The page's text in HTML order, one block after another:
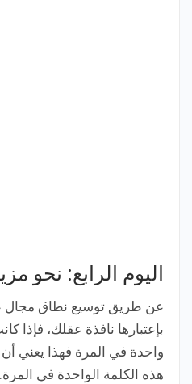
اليوم الرابع: نحو
عن طريق توسيع نطاق مجال
بإعتبارها نافذة عقلك، فإذا
واحدة في المرة فهذا يعني
هذه الكلمة الواحدة في